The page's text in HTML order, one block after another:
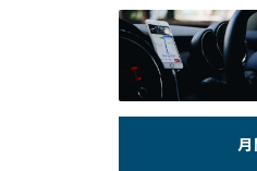
月